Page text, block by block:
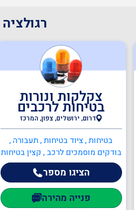
בודקים מוסמכים
ביטחון
כיבוי אש
שמאות ובדק נכס
רגולציה
צקלקות ונורות
בטיחות לרכבים
דרום, ירושלים, צפון, המרכז
בטיחות , ציוד בטיחות , תעבורה ,
בודקים מוסמכים לרכב , קצין בטיחות
בתעבורה , מנופים ניידים , מכונה
ניידת
הציגו מספר
פנייה מהירה